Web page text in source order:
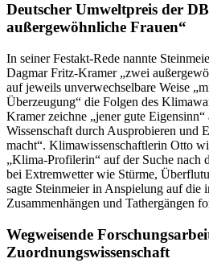
Deutscher Umweltpreis der
außergewöhnliche Frauen“
In seiner Festakt-Rede nannte
Dagmar Fritz-Kramer „zwei
auf jeweils unverwechselbare Weise
Überzeugung“ die Folgen des
Kramer zeichne „jener gute
Wissenschaft durch Ausprobieren und
macht“. Klimawissenschaftlerin Otto
„Klima-Profilerin“ auf der Suche nach
bei Extremwetter wie Stürme,
sagte Steinmeier in Anspielung auf die
Zusammenhängen und Tathergängen
Wegweisende
Zuordnungswissenschaft